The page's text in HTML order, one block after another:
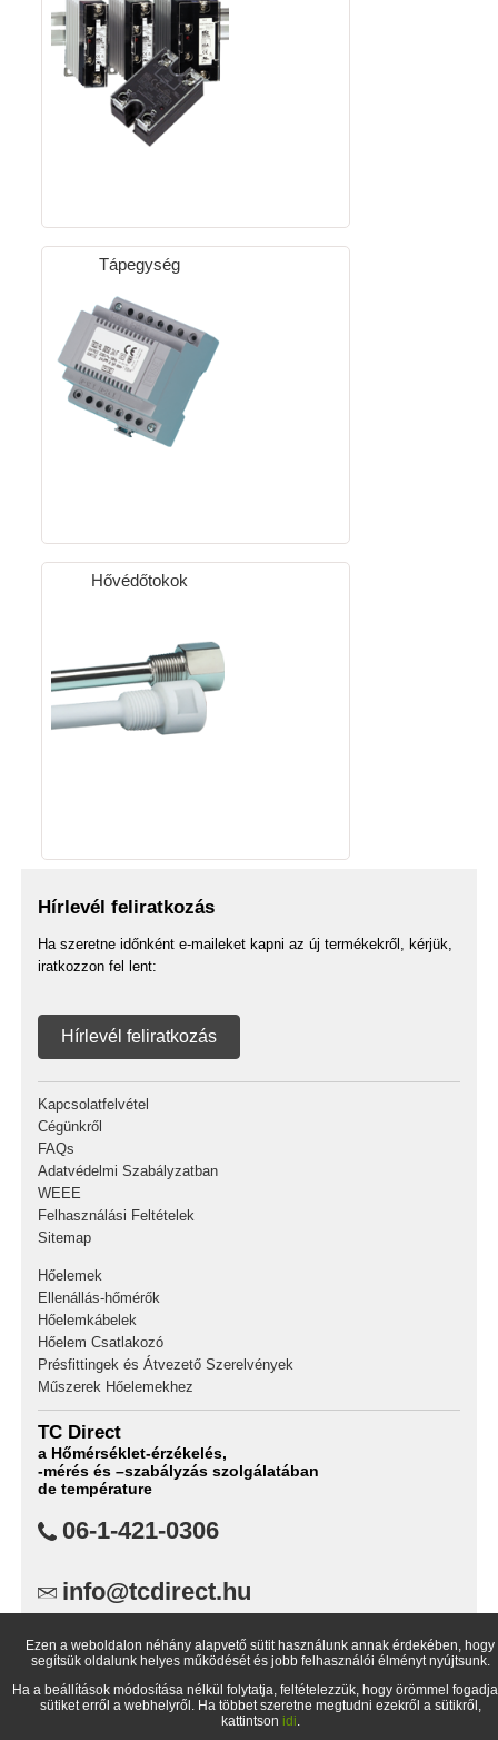
Tápegység
Hővédőtokok
Hírlevél feliratkozás
Ha szeretne időnként e-maileket kapni az új termékekről, kérjük,
iratkozzon fel lent:
Hírlevél feliratkozás
Kapcsolatfelvétel
Cégünkről
FAQs
Adatvédelmi Szabályzatban
WEEE
Felhasználási Feltételek
Sitemap
Hőelemek
Ellenállás-hőmérők
Hőelemkábelek
Hőelem Csatlakozó
Présfittingek és Átvezető Szerelvények
Műszerek Hőelemekhez
TC Direct
a Hőmérséklet-érzékelés,
-mérés és –szabályzás szolgálatában
de température
06-1-421-0306
info@tcdirect.hu
1734 Budapest Pf.: 99
Ezen a weboldalon néhány alapvető sütit használunk annak érdekében, hogy
segítsük oldalunk helyes működését és jobb felhasználói élményt nyújtsunk.
Ha a beállítások módosítása nélkül folytatja, feltételezzük, hogy örömmel
sütiket erről a webhelyről. Ha többet szeretne megtudni ezekről a sütikről,
kattintson idi.